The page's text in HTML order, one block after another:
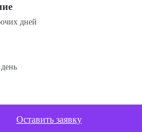
дней
Оставить заявку